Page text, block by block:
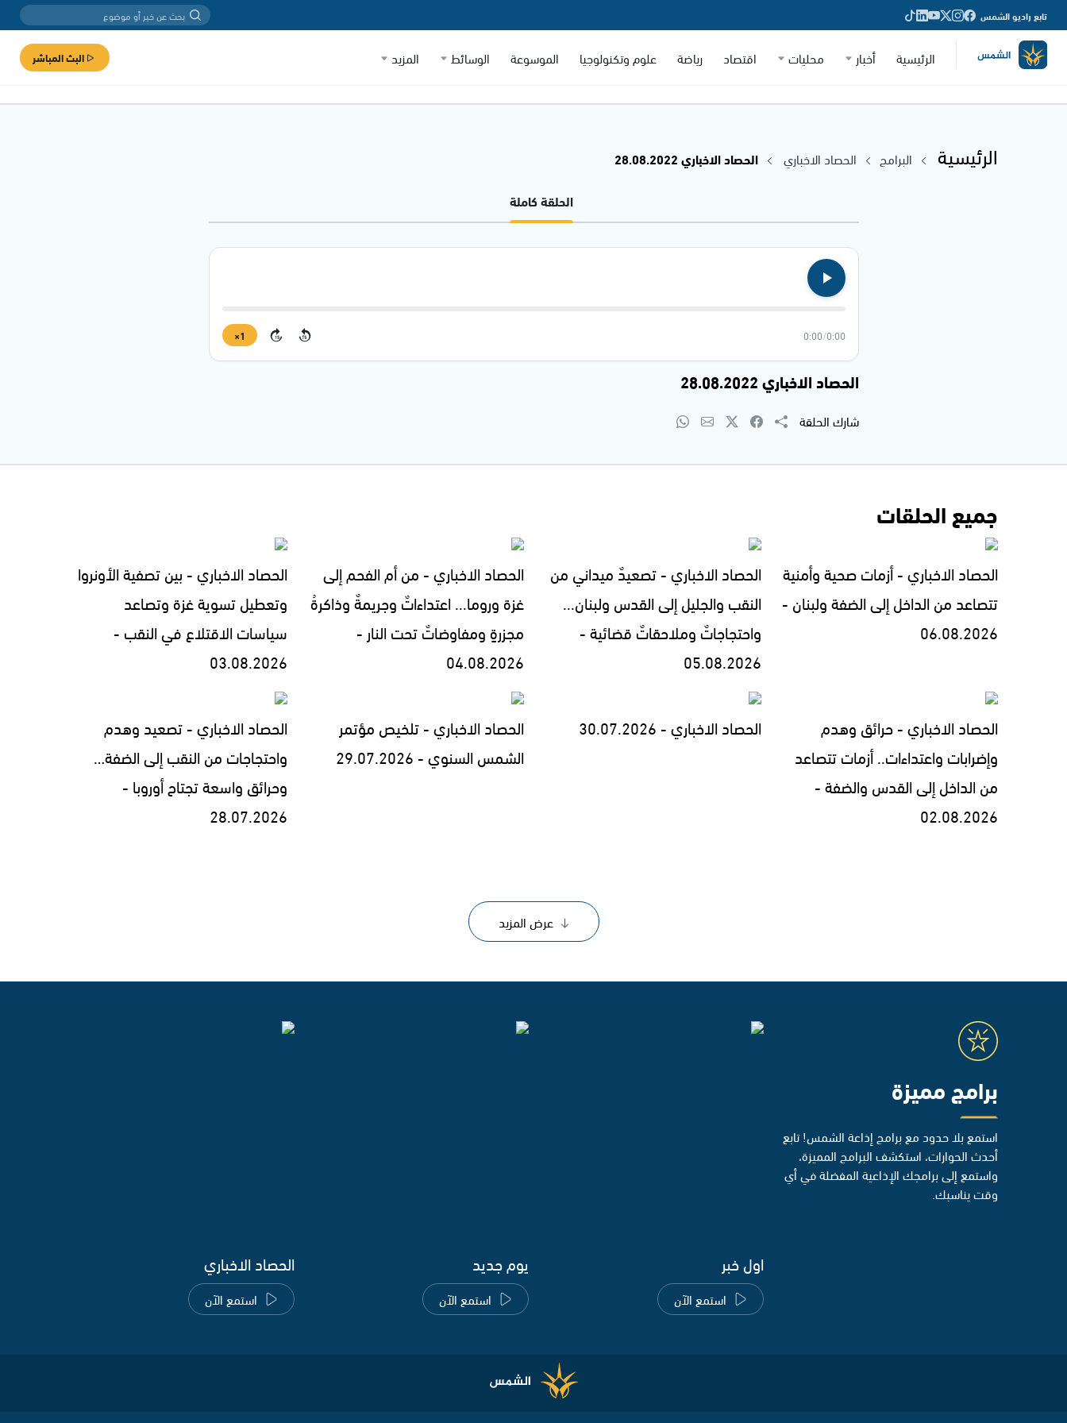
تابع راديو الشمس
الرئيسية أخبار محليات اقتصاد رياضة علوم وتكنولوجيا الموسوعة الوسائط المزيد البث المباشر
الرئيسية البرامج الحصاد الاخباري
الحصاد الاخباري 28.08.2022
الحلقة كاملة
0:00
/
0:00
15
15
1×
الحصاد الاخباري 28.08.2022
شارك الحلقة
جميع الحلقات
الحصاد الاخباري - أزمات صحية وأمنية
تتصاعد من الداخل إلى الضفة ولبنان -
06.08.2026
الحصاد الاخباري - تصعيدٌ ميداني من
النقب والجليل إلى القدس ولبنان...
واحتجاجاتٌ وملاحقاتٌ قضائية -
05.08.2026
الحصاد الاخباري - من أم الفحم إلى
غزة وروما... اعتداءاتٌ وجريمةٌ وذاكرةُ
مجزرةٍ ومفاوضاتٌ تحت النار -
04.08.2026
الحصاد الاخباري - بين تصفية الأونروا
وتعطيل تسوية غزة وتصاعد
سياسات الاقتلاع في النقب -
03.08.2026
الحصاد الاخباري - حرائق وهدم
وإضرابات واعتداءات.. أزمات تتصاعد
من الداخل إلى القدس والضفة -
02.08.2026
الحصاد الاخباري - 30.07.2026
الحصاد الاخباري - تلخيص مؤتمر
الشمس السنوي - 29.07.2026
الحصاد الاخباري - تصعيد وهدم
واحتجاجات من النقب إلى الضفة…
وحرائق واسعة تجتاح أوروبا -
28.07.2026
عرض المزيد
برامج مميزة
استمع بلا حدود مع برامج إذاعة الشمس! تابع
أحدث الحوارات، استكشف البرامج المميزة،
واستمع إلى برامجك الإذاعية المفضلة في أي
وقت يناسبك.
اول خبر
استمع الآن
يوم جديد
استمع الآن
الحصاد الاخباري
استمع الآن